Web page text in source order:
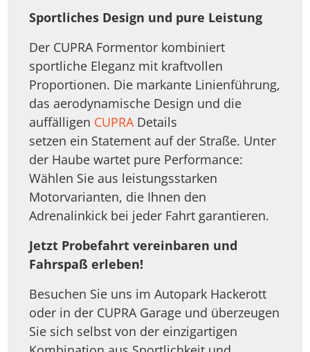
Sportliches Design und pure Leistung
Der CUPRA Formentor kombiniert
sportliche Eleganz mit kraftvollen
Proportionen. Die markante Linienführung,
das aerodynamische Design und die
auffälligen CUPRA Details
setzen ein Statement auf der Straße. Unter
der Haube wartet pure Performance:
Wählen Sie aus leistungsstarken
Motorvarianten, die Ihnen den
Adrenalinkick bei jeder Fahrt garantieren.
Jetzt Probefahrt vereinbaren und
Fahrspaß erleben!
Besuchen Sie uns im Autopark Hackerott
oder in der CUPRA Garage und überzeugen
Sie sich selbst von der einzigartigen